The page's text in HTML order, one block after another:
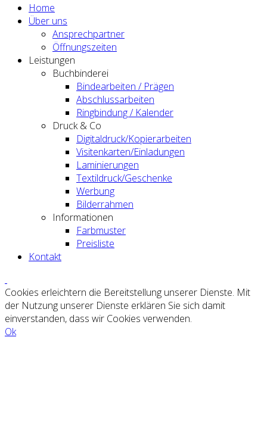
Home
Über uns
Ansprechpartner
Öffnungszeiten
Leistungen
Buchbinderei
Bindearbeiten / Prägen
Abschlussarbeiten
Ringbindung / Kalender
Druck & Co
Digitaldruck/Kopierarbeiten
Visitenkarten/Einladungen
Laminierungen
Textildruck/Geschenke
Werbung
Bilderrahmen
Informationen
Farbmuster
Preisliste
Kontakt
Cookies erleichtern die Bereitstellung unserer Dienste. Mit
der Nutzung unserer Dienste erklären Sie sich damit
einverstanden, dass wir Cookies verwenden.
Ok